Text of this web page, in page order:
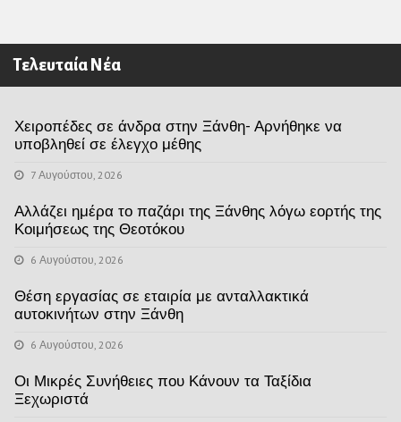
Τελευταία Νέα
Χειροπέδες σε άνδρα στην Ξάνθη- Αρνήθηκε να
υποβληθεί σε έλεγχο μέθης
7 Αυγούστου, 2026
Αλλάζει ημέρα το παζάρι της Ξάνθης λόγω εορτής της
Κοιμήσεως της Θεοτόκου
6 Αυγούστου, 2026
Θέση εργασίας σε εταιρία με ανταλλακτικά
αυτοκινήτων στην Ξάνθη
6 Αυγούστου, 2026
Οι Μικρές Συνήθειες που Κάνουν τα Ταξίδια
Ξεχωριστά